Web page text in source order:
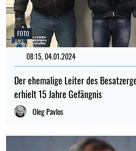
FOTO
08:15, 04.01.2024
Der ehemalige Leiter des
erhielt 15 Jahre Gefängnis
Oleg Pavlos